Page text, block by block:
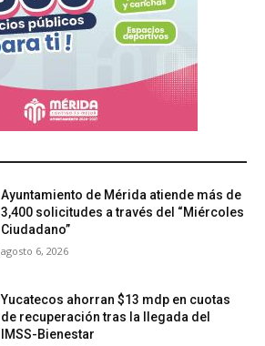
Ayuntamiento de Mérida atiende más de
3,400 solicitudes a través del “Miércoles
Ciudadano”
agosto 6, 2026
Yucatecos ahorran $13 mdp en cuotas
de recuperación tras la llegada del
IMSS-Bienestar